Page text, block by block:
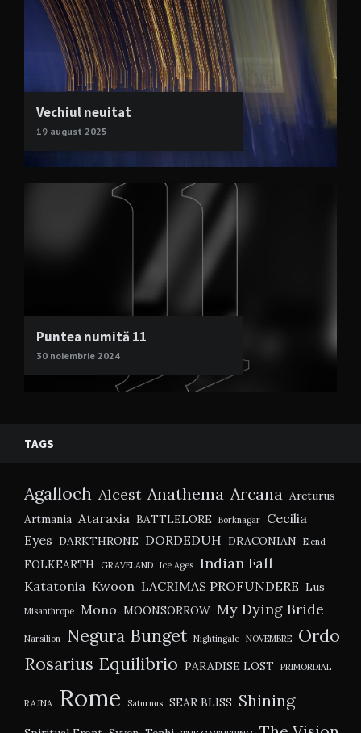
Vechiul neuitat
19 august 2025
Puntea numită 11
30 noiembrie 2024
TAGS
Agalloch Alcest Anathema Arcana Arcturus
Artmania Ataraxia BATTLELORE Borknagar
Cecilia
Eyes DARKTHRONE DORDEDUH DRACONIAN Elend
FOLKEARTH GRAVELAND Ice Ages Indian Fall
Katatonia Kwoon LACRIMAS PROFUNDERE Lus
Misanthrope Mono MOONSORROW My Dying Bride
Narsilion Negura Bunget Nightingale NOVEMBRE
Ordo
Rosarius Equilibrio PARADISE LOST PRIMORDIAL
RAJNA Rome Saturnus SEAR BLISS Shining